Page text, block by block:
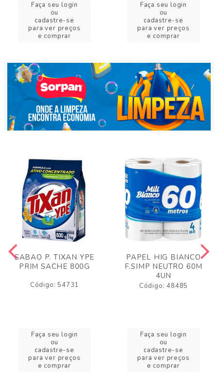
Faça seu login
ou
cadastre-se
para ver preços
e comprar
Faça seu login
ou
cadastre-se
para ver preços
e comprar
SABAO P. TIXAN YPE
PRIM SACHE 800G
Código: 54731
Faça seu login
ou
cadastre-se
para ver preços
e comprar
PAPEL HIG BIANCO
F.SIMP NEUTRO 60M
4UN
Código: 48485
Faça seu login
ou
cadastre-se
para ver preços
e comprar